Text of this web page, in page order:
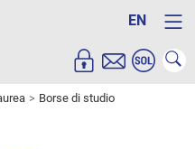
EN
Borse di studio